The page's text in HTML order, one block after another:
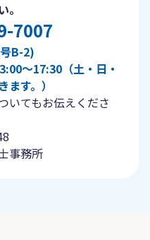
7007
B-2)
〜17:30（土・日・
す。）
いてもお伝えくださ
事務所